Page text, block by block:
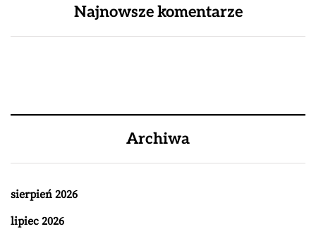
Najnowsze komentarze
Archiwa
sierpień 2026
lipiec 2026